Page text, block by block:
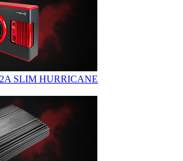
SLIM HURRICANE